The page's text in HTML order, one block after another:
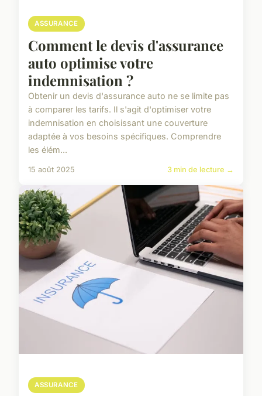
ASSURANCE
Comment le devis d'assurance
auto optimise votre
indemnisation ?
Obtenir un devis d'assurance auto ne se limite pas
à comparer les tarifs. Il s'agit d'optimiser votre
indemnisation en choisissant une couverture
adaptée à vos besoins spécifiques. Comprendre
les élém...
15 août 2025 3 min de lecture →
ASSURANCE